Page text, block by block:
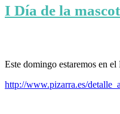
I Día de la
Este domingo estaremos en
http://www.pizarra.es/